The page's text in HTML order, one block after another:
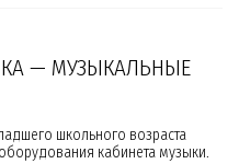
— МУЗЫКАЛЬНЫЕ
школьного возраста
кабинета музыки.